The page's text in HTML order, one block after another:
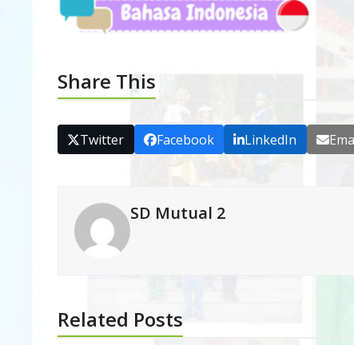
Share This
Twitter Facebook LinkedIn
SD Mutual 2
Related Posts